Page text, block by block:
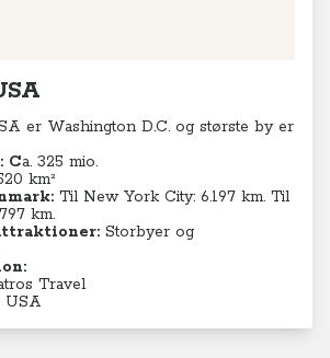
er Washington D.C. og største by er
Ca. 325 mio.
km²
Til New York City: 6.197 km. Til
km.
Storbyer og
Travel
USA